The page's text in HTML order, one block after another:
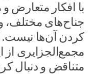
با افکار متعارض
جناح‌های
کردن آن‌ها نیست.
مجمع‌الجزایری از
متناقض و دنبال